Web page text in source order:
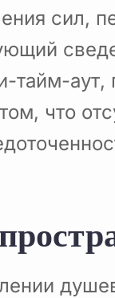
сил,
тайм-
что